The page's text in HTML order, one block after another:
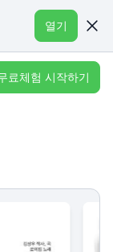
열기
료체험 시작하기